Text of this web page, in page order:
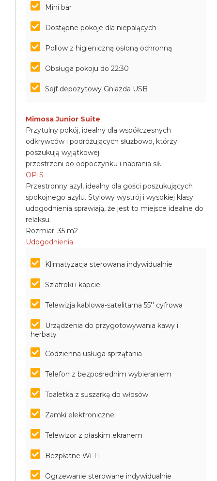
Mini bar
Dostępne pokoje dla niepalących
Pollow z higieniczną osłoną ochronną
Obsługa pokoju do 22:30
Sejf depozytowy Gniazda USB
Mimosa Junior Suite
Przytulny pokój, idealny dla współczesnych
odkrywców i podróżujących służbowo, którzy
poszukują wyjątkowej
przestrzeni do odpoczynku i nabrania sił.
OPIS
Przestronny azyl, idealny dla gości poszukujących
spokojnego azylu. Stylowy wystrój i wysokiej klasy
udogodnienia sprawiają, że jest to miejsce idealne do
relaksu.
Rozmiar: 35 m2
Udogodnienia
Klimatyzacja sterowana indywidualnie
Szlafroki i kapcie
Telewizja kablowa-satelitarna 55'' cyfrowa
Urządzenia do przygotowywania kawy i
herbaty
Codzienna usługa sprzątania
Telefon z bezpośrednim wybieraniem
Toaletka z suszarką do włosów
Zamki elektroniczne
Telewizor z płaskim ekranem
Bezpłatne Wi-Fi
Ogrzewanie sterowane indywidualnie